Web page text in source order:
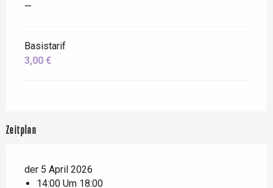
—
Basistarif
3,00 €
Zeitplan
der 5 April 2026
14:00 Um 18:00